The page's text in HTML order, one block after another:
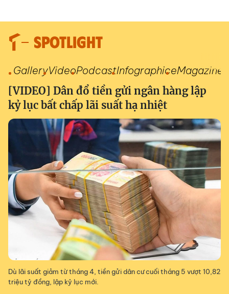
SPOTLIGHT
GalleryVideoPodcastInfographiceMagazine
[VIDEO] Dân đổ tiền gửi ngân hàng lập
kỷ lục bất chấp lãi suất hạ nhiệt
Dù lãi suất giảm từ tháng 4, tiền gửi dân cư cuối tháng 5 vượt 10,82
triệu tỷ đồng, lập kỷ lục mới.